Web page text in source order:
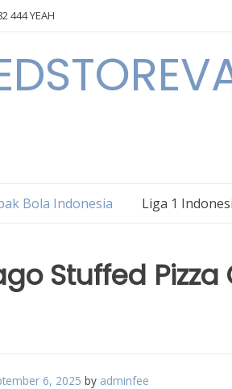
444 YEAH
Bola Indonesia Liga 1
Stuffed
6, 2025 by adminfee